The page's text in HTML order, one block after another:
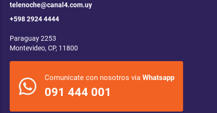
telenoche@canal4.com.uy
+598 2924 4444
Paraguay 2253
Montevideo, CP, 11800
Comunicate con nosotros via Whatsapp
091 444 001